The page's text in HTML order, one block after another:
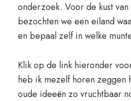
onderzoek. Voor de kust van
bezochten we een eiland
en bepaal zelf in welke
Klik op de link hieronder
heb ik mezelf horen zeggen
oude ideeën zo vruchtbaar